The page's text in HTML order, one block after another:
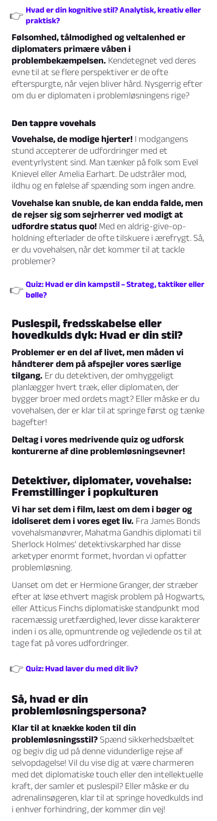
👉 Hvad er din kognitive stil? Analytisk, kreativ eller
praktisk?
Følsomhed, tålmodighed og veltalenhed er
diplomaters primære våben i
problembekæmpelsen. Kendetegnet ved deres
evne til at se flere perspektiver er de ofte
efterspurgte, når vejen bliver hård. Nysgerrig efter
om du er diplomaten i problemløsningens rige?
Den tappre vovehals
Vovehalse, de modige hjerter! I modgangens
stund accepterer de udfordringer med et
eventyrlystent sind. Man tænker på folk som Evel
Knievel eller Amelia Earhart. De udstråler mod,
ildhu og en følelse af spænding som ingen andre.
Vovehalse kan snuble, de kan endda falde, men
de rejser sig som sejrherrer ved modigt at
udfordre status quo! Med en aldrig-give-op-
holdning efterlader de ofte tilskuere i ærefrygt. Så,
er du vovehalsen, når det kommer til at tackle
problemer?
👉 Quiz: Hvad er din kampstil – Strateg, taktiker eller
bølle?
Puslespil, fredsskabelse eller
hovedkulds dyk: Hvad er din stil?
Problemer er en del af livet, men måden vi
håndterer dem på afspejler vores særlige
tilgang. Er du detektiven, der omhyggeligt
planlægger hvert træk, eller diplomaten, der
bygger broer med ordets magt? Eller måske er du
vovehalsen, der er klar til at springe først og tænke
bagefter!
Deltag i vores medrivende quiz og udforsk
konturerne af dine problemløsningsevner!
Detektiver, diplomater, vovehalse:
Fremstillinger i popkulturen
Vi har set dem i film, læst om dem i bøger og
idoliseret dem i vores eget liv. Fra James Bonds
vovehalsmanøvrer, Mahatma Gandhis diplomati til
Sherlock Holmes’ detektivskarphed har disse
arketyper enormt formet, hvordan vi opfatter
problemløsning.
Uanset om det er Hermione Granger, der stræber
efter at løse ethvert magisk problem på Hogwarts,
eller Atticus Finchs diplomatiske standpunkt mod
racemæssig uretfærdighed, lever disse karakterer
inden i os alle, opmuntrende og vejledende os til at
tage fat på vores udfordringer.
👉 Quiz: Hvad laver du med dit liv?
Så, hvad er din
problemløsningspersona?
Klar til at knække koden til din
problemløsningsstil? Spænd sikkerhedsbæltet
og begiv dig ud på denne vidunderlige rejse af
selvopdagelse! Vil du vise dig at være charmeren
med det diplomatiske touch eller den intellektuelle
kraft, der samler et puslespil? Eller måske er du
adrenalinsøgeren, klar til at springe hovedkulds ind
i enhver forhindring, der kommer din vej!